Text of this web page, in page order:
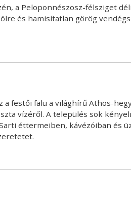
a Peloponnészosz-félsziget
és hamisítatlan görög
festői falu a világhírű Athos-
vízéről. A település sok
éttermeiben, kávézóiban és